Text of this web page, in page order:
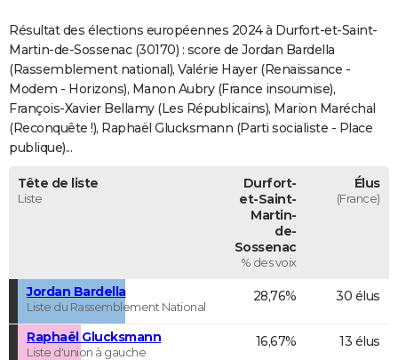
FORUM
Bricolage
Lifestyle
Culture
Sport
Auto
Television
Voyage
Cinema
Résultat des élections européennes 2024 à Durfort-et-Saint-
Martin-de-Sossenac (30170) : score de Jordan Bardella
(Rassemblement national), Valérie Hayer (Renaissance -
Modem - Horizons), Manon Aubry (France insoumise),
François-Xavier Bellamy (Les Républicains), Marion Maréchal
(Reconquête !), Raphaël Glucksmann (Parti socialiste - Place
publique)...
Tête de liste
Liste
Durfort-
et-Saint-
Martin-
de-
Sossenac
% des voix
Élus
(France)
Jordan Bardella
Liste du Rassemblement National
28,76% 30 élus
Raphaël Glucksmann
Liste d'union à gauche
16,67% 13 élus